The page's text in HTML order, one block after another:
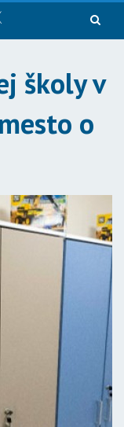
školy v
o